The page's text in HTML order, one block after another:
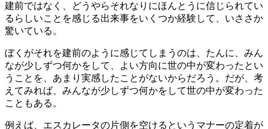
建前ではなく、どうやらそれなりにほんとうに信じられてい
るらしいことを感じる出来事をいくつか経験して、いささか
驚いている。
ぼくがそれを建前のように感じてしまうのは、たんに、みん
なが少しずつ何かをして、よい方向に世の中が変わったとい
うことを、あまり実感したことがないからだろう。だが、考
えてみれば、みんなが少しずつ何かをして世の中が変わった
こともある。
例えば、エスカレータの片側を空けるというマナーの定着が